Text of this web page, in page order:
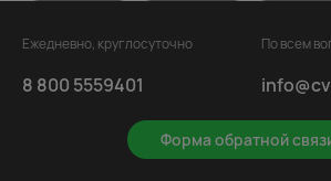
Ежедневно, круглосуточно
8 800 5559401
Форма обратной
По всем